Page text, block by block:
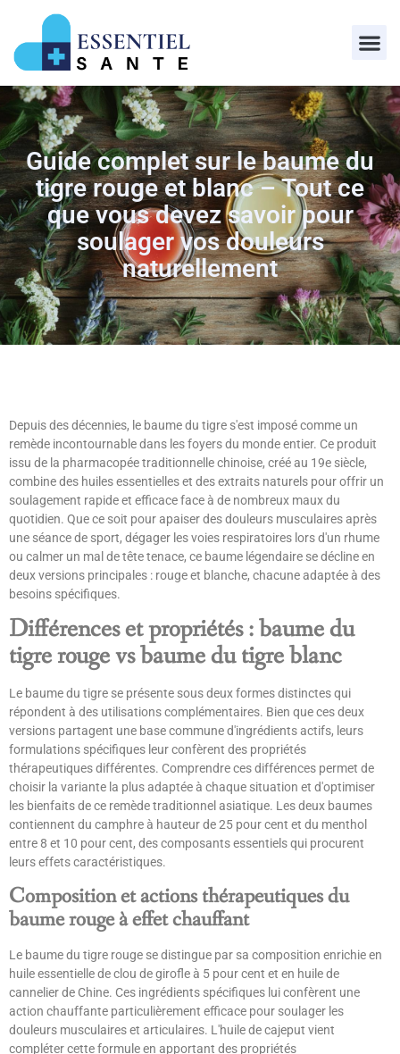
Guide complet sur le baume du
tigre rouge et blanc – Tout ce
que vous devez savoir pour
soulager vos douleurs
naturellement
Depuis des décennies, le baume du tigre s'est imposé comme un
remède incontournable dans les foyers du monde entier. Ce produit
issu de la pharmacopée traditionnelle chinoise, créé au 19e siècle,
combine des huiles essentielles et des extraits naturels pour offrir un
soulagement rapide et efficace face à de nombreux maux du
quotidien. Que ce soit pour apaiser des douleurs musculaires après
une séance de sport, dégager les voies respiratoires lors d'un rhume
ou calmer un mal de tête tenace, ce baume légendaire se décline en
deux versions principales : rouge et blanche, chacune adaptée à des
besoins spécifiques.
Différences et propriétés : baume du
tigre rouge vs baume du tigre blanc
Le baume du tigre se présente sous deux formes distinctes qui
répondent à des utilisations complémentaires. Bien que ces deux
versions partagent une base commune d'ingrédients actifs, leurs
formulations spécifiques leur confèrent des propriétés
thérapeutiques différentes. Comprendre ces différences permet de
choisir la variante la plus adaptée à chaque situation et d'optimiser
les bienfaits de ce remède traditionnel asiatique. Les deux baumes
contiennent du camphre à hauteur de 25 pour cent et du menthol
entre 8 et 10 pour cent, des composants essentiels qui procurent
leurs effets caractéristiques.
Composition et actions thérapeutiques du
baume rouge à effet chauffant
Le baume du tigre rouge se distingue par sa composition enrichie en
huile essentielle de clou de girofle à 5 pour cent et en huile de
cannelier de Chine. Ces ingrédients spécifiques lui confèrent une
action chauffante particulièrement efficace pour soulager les
douleurs musculaires et articulaires. L'huile de cajeput vient
compléter cette formule en apportant des propriétés